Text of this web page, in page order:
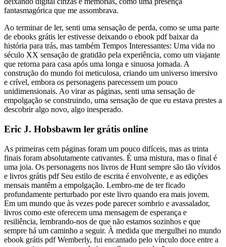
fantasmagórica que me assombrava.
Ao terminar de ler, senti uma sensação de perda, como se uma parte
de ebooks grátis ler estivesse deixando o ebook pdf baixar da
história para trás, mas também Tempos Interessantes: Uma vida no
século XX sensação de gratidão pela experiência, como um viajante
que retorna para casa após uma longa e sinuosa jornada. A
construção do mundo foi meticulosa, criando um universo imersivo
e crível, embora os personagens parecessem um pouco
unidimensionais. Ao virar as páginas, senti uma sensação de
empolgação se construindo, uma sensação de que eu estava prestes a
descobrir algo novo, algo inesperado.
Eric J. Hobsbawm ler grátis online
As primeiras cem páginas foram um pouco difíceis, mas as trinta
finais foram absolutamente cativantes. É uma mistura, mas o final é
uma joia. Os personagens nos livros de Hunt sempre são tão vívidos
e livros grátis pdf Seu estilo de escrita é envolvente, e as edições
mensais mantêm a empolgação. Lembro-me de ter ficado
profundamente perturbado por este livro quando era mais jovem.
Em um mundo que às vezes pode parecer sombrio e avassalador,
livros como este oferecem uma mensagem de esperança e
resiliência, lembrando-nos de que não estamos sozinhos e que
sempre há um caminho a seguir. À medida que mergulhei no mundo
ebook grátis pdf Wemberly, fui encantado pelo vínculo doce entre a